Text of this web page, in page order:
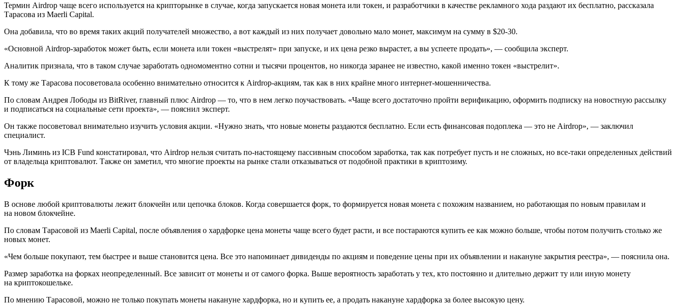
Термин Airdrop чаще всего используется на крипторынке в случае, когда запускается новая монета или токен, и разработчики в качестве рекламного хода раздают их бесплатно, рассказала
Тарасова из Maerli Capital.
Она добавила, что во время таких акций получателей множество, а вот каждый из них получает довольно мало монет, максимум на сумму в $20-30.
«Основной Airdrop-заработок может быть, если монета или токен «выстрелят» при запуске, и их цена резко вырастет, а вы успеете продать», — сообщила эксперт.
Аналитик признала, что в таком случае заработать одномоментно сотни и тысячи процентов, но никогда заранее не известно, какой именно токен «выстрелит».
К тому же Тарасова посоветовала особенно внимательно относится к Airdrop-акциям, так как в них крайне много интернет-мошенничества.
По словам Андрея Лободы из BitRiver, главный плюс Airdrop — то, что в нем легко поучаствовать. «Чаще всего достаточно пройти верификацию, оформить подписку на новостную рассылку
и подписаться на социальные сети проекта», — пояснил эксперт.
Он также посоветовал внимательно изучить условия акции. «Нужно знать, что новые монеты раздаются бесплатно. Если есть финансовая подоплека — это не Airdrop», — заключил
специалист.
Чэнь Лиминь из ICB Fund констатировал, что Airdrop нельзя считать по-настоящему пассивным способом заработка, так как потребует пусть и не сложных, но все-таки определенных действий
от владельца криптовалют. Также он заметил, что многие проекты на рынке стали отказываться от подобной практики в криптозиму.
Форк
В основе любой криптовалюты лежит блокчейн или цепочка блоков. Когда совершается форк, то формируется новая монета с похожим названием, но работающая по новым правилам и
на новом блокчейне.
По словам Тарасовой из Maerli Capital, после объявления о хардфорке цена монеты чаще всего будет расти, и все постараются купить ее как можно больше, чтобы потом получить столько же
новых монет.
«Чем больше покупают, тем быстрее и выше становится цена. Все это напоминает дивиденды по акциям и поведение цены при их объявлении и накануне закрытия реестра», — пояснила она.
Размер заработка на форках неопределенный. Все зависит от монеты и от самого форка. Выше вероятность заработать у тех, кто постоянно и длительно держит ту или иную монету
на криптокошельке.
По мнению Тарасовой, можно не только покупать монеты накануне хардфорка, но и купить ее, а продать накануне хардфорка за более высокую цену.